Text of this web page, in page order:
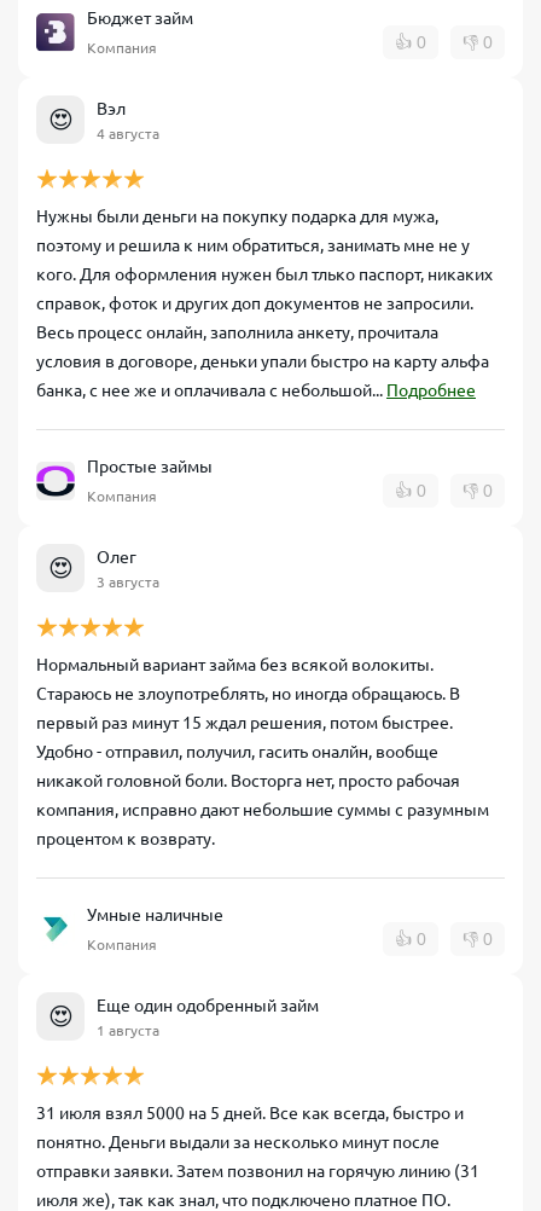
Бюджет займ
Компания 👍 0 👎 0
😍 Вэл
4 августа
Нужны были деньги на покупку подарка для мужа,
поэтому и решила к ним обратиться, занимать мне не у
кого. Для оформления нужен был тлько паспорт, никаких
справок, фоток и других доп документов не запросили.
Весь процесс онлайн, заполнила анкету, прочитала
условия в договоре, деньки упали быстро на карту альфа
банка, с нее же и оплачивала с небольшой... Подробнее
Простые займы
Компания 👍 0 👎 0
😍 Олег
3 августа
Нормальный вариант займа без всякой волокиты.
Стараюсь не злоупотреблять, но иногда обращаюсь. В
первый раз минут 15 ждал решения, потом быстрее.
Удобно - отправил, получил, гасить оналйн, вообще
никакой головной боли. Восторга нет, просто рабочая
компания, исправно дают небольшие суммы с разумным
процентом к возврату.
Умные наличные
Компания 👍 0 👎 0
😍 Еще один одобренный займ
1 августа
31 июля взял 5000 на 5 дней. Все как всегда, быстро и
понятно. Деньги выдали за несколько минут после
отправки заявки. Затем позвонил на горячую линию (31
июля же), так как знал, что подключено платное ПО.